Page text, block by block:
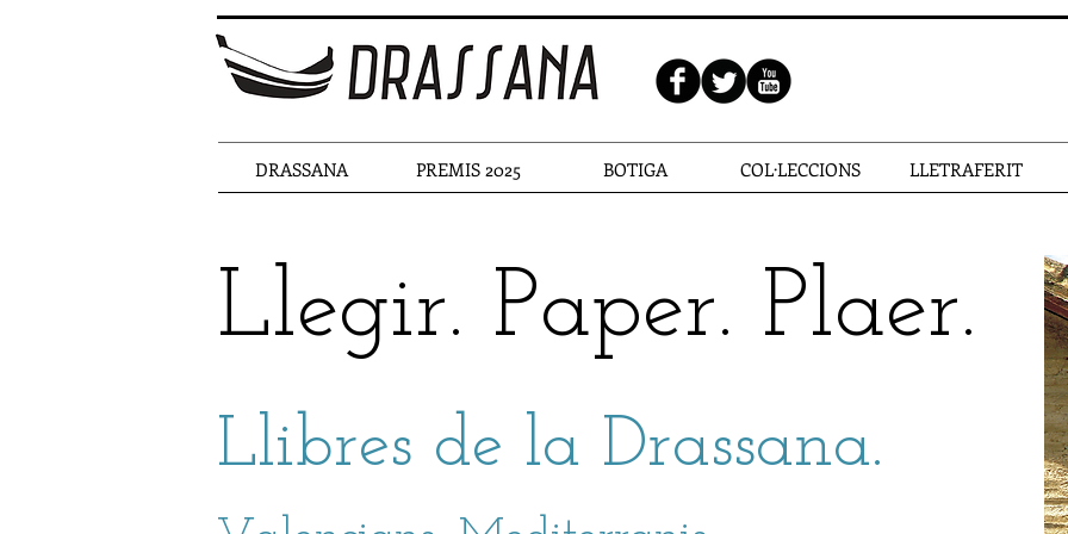
DRASSANA PREMIS 2025 BOTIGA COL·LECCIONS LLETRAFERIT
Llegir. Paper. Plaer.​
Llibres de la Drassana.